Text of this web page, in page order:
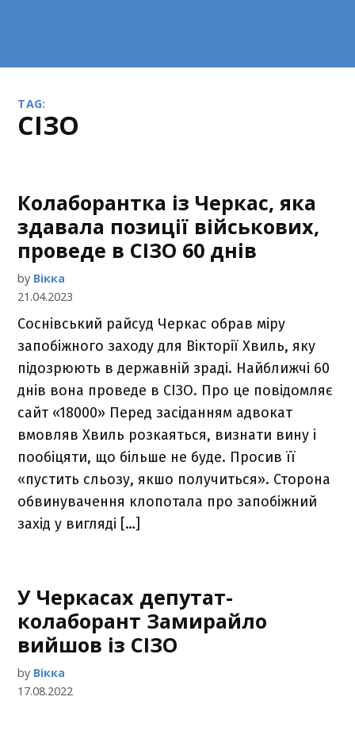
TAG:
СІЗО
Колаборантка із Черкас, яка
здавала позиції військових,
проведе в СІЗО 60 днів
by Вікка
21.04.2023
Соснівський райсуд Черкас обрав міру
запобіжного заходу для Вікторії Хвиль, яку
підозрюють в державній зраді. Найближчі 60
днів вона проведе в СІЗО. Про це повідомляє
сайт «18000» Перед засіданням адвокат
вмовляв Хвиль розкаяться, визнати вину і
пообіцяти, що більше не буде. Просив її
«пустить сльозу, якшо получиться». Сторона
обвинувачення клопотала про запобіжний
захід у вигляді […]
У Черкасах депутат-
колаборант Замирайло
вийшов із СІЗО
by Вікка
17.08.2022